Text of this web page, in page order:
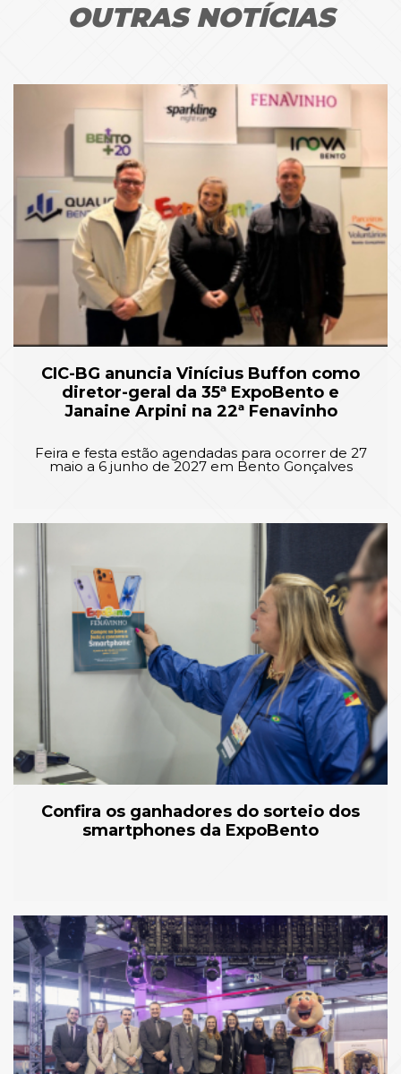
OUTRAS NOTÍCIAS
CIC-BG anuncia Vinícius Buffon como
diretor-geral da 35ª ExpoBento e
Janaine Arpini na 22ª Fenavinho
Feira e festa estão agendadas para ocorrer de 27
maio a 6 junho de 2027 em Bento Gonçalves
Confira os ganhadores do sorteio dos
smartphones da ExpoBento